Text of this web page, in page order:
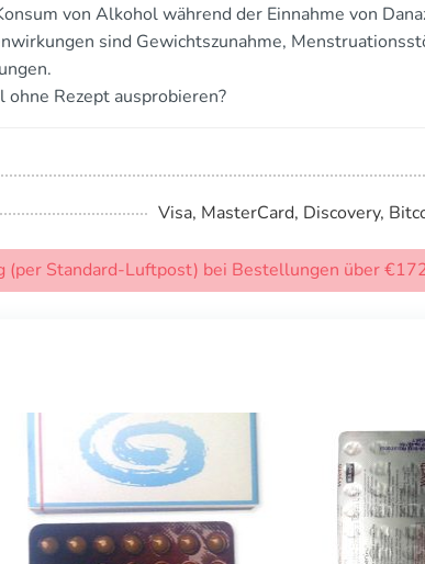
von Alkohol während der Einnahme von
sind Gewichtszunahme,
ohne Rezept ausprobieren?
Visa, MasterCard, Discovery,
(per Standard-Luftpost) bei Bestellungen über